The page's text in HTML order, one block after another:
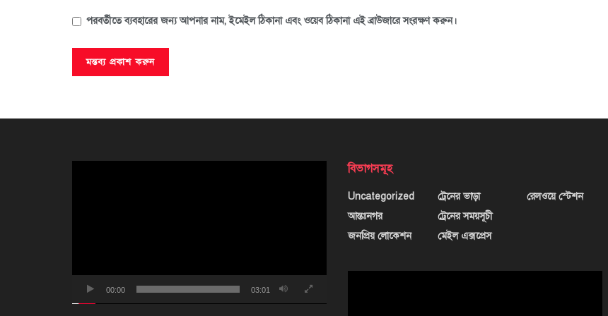
পরবর্তীতে ব্যবহারের জন্য আপনার নাম, ইমেইল ঠিকানা এবং ওয়েব ঠিকানা এই ব্রাউজারে সংরক্ষণ করুন।
00:00 03:01
বিভাগসমূহ
Uncategorized
আন্তঃনগর
জনপ্রিয় লোকেশন
ট্রেনের ভাড়া
ট্রেনের সময়সূচী
মেইল এক্সপ্রেস
রেলওয়ে স্টেশন